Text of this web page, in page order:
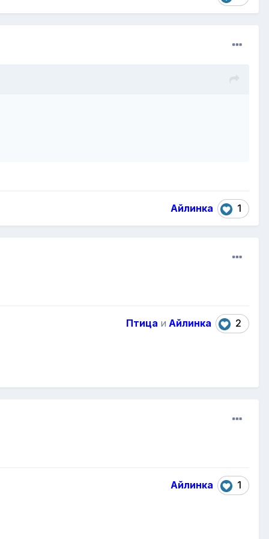
Айлинка 1
Птица и Айлинка 2
Айлинка 1